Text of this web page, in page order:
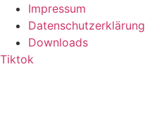
Impressum
Datenschutzerklärung
Downloads
Tiktok